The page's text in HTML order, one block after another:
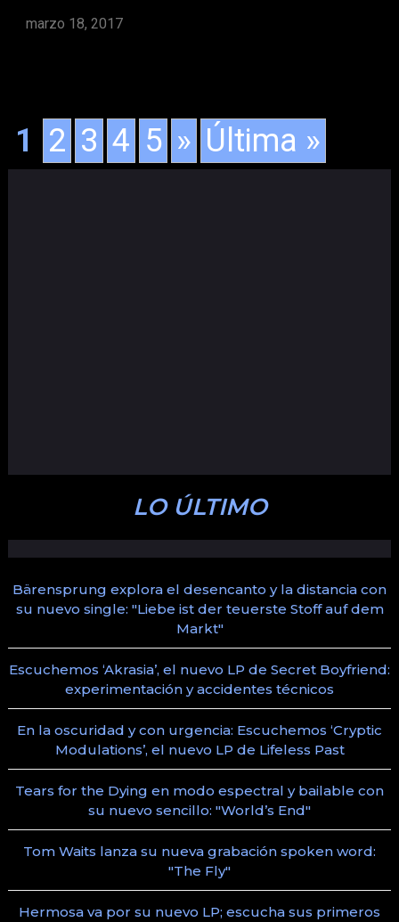
marzo 18, 2017
1 2 3 4 5 » Última »
LO ÚLTIMO
Bärensprung explora el desencanto y la distancia con
su nuevo single: "Liebe ist der teuerste Stoff auf dem
Markt"
Escuchemos ‘Akrasia’, el nuevo LP de Secret Boyfriend:
experimentación y accidentes técnicos
En la oscuridad y con urgencia: Escuchemos ‘Cryptic
Modulations’, el nuevo LP de Lifeless Past
Tears for the Dying en modo espectral y bailable con
su nuevo sencillo: "World’s End"
Tom Waits lanza su nueva grabación spoken word:
"The Fly"
Hermosa va por su nuevo LP; escucha sus primeros